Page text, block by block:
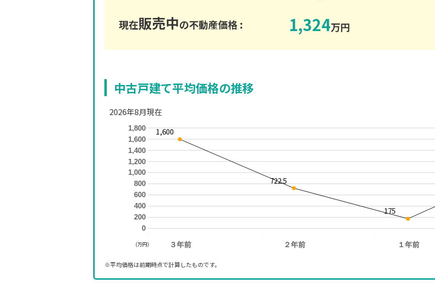
現在販売中の不動産価格 : 1,324万円
中古戸建て平均価格の推移
2026年8月現在
３年前 ２年前 １年前
0
200
400
600
800
1,000
1,200
1,400
1,600
1,800 1,600
722.5
175
(万円)
※平均価格は前期時点で計算したものです。